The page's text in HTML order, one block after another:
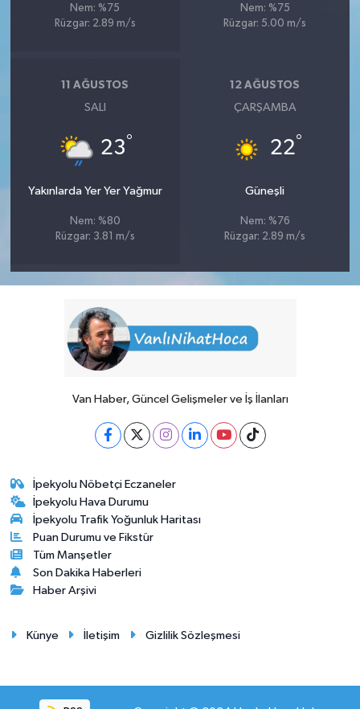
Nem: %75
Rüzgar: 2.89 m/s
Nem: %75
Rüzgar: 5.00 m/s
11 AĞUSTOS
SALI
23°
Yakınlarda Yer Yer Yağmur
Nem: %80
Rüzgar: 3.81 m/s
12 AĞUSTOS
ÇARŞAMBA
22°
Güneşli
Nem: %76
Rüzgar: 2.89 m/s
Van Haber, Güncel Gelişmeler ve İş İlanları
İpekyolu Nöbetçi Eczaneler
İpekyolu Hava Durumu
İpekyolu Trafik Yoğunluk Haritası
Puan Durumu ve Fikstür
Tüm Manşetler
Son Dakika Haberleri
Haber Arşivi
Künye İletişim Gizlilik Sözleşmesi